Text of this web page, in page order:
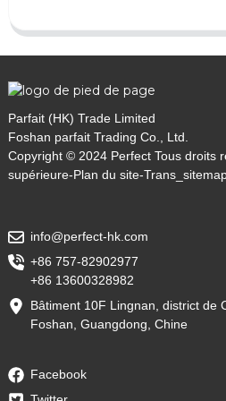
Parfait (HK) Trade Limited
Foshan parfait Trading Co., Ltd.
Copyright © 2024 Perfect Tous droits
supérieure-Plan du site-
info@perfect-hk.com
+86 757-82902977
+86 13600328982
Bâtiment 10F Lingnan, district de
Foshan, Guangdong, Chine
Facebook